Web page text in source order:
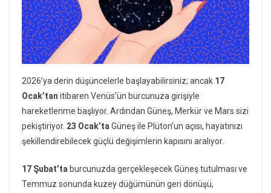
2026’ya derin düşüncelerle başlayabilirsiniz; ancak 17
Ocak’tan itibaren Venüs’ün burcunuza girişiyle
hareketlenme başlıyor. Ardından Güneş, Merkür ve Mars sizi
pekiştiriyor. 23 Ocak’ta Güneş ile Plüton’un açısı, hayatınızı
şekillendirebilecek güçlü değişimlerin kapısını aralıyor.
17 Şubat’ta burcunuzda gerçekleşecek Güneş tutulması ve
Temmuz sonunda kuzey düğümünün geri dönüşü,